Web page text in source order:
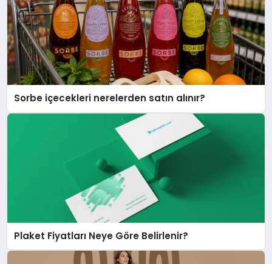
Sorbe içecekleri nerelerden satın alınır?
Plaket Fiyatları Neye Göre Belirlenir?